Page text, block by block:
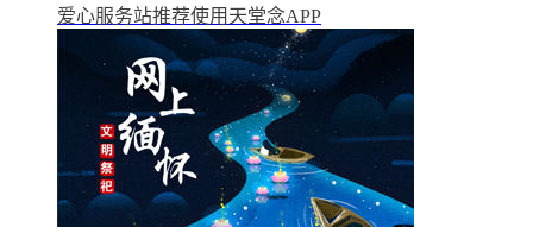
爱心服务站推荐使用天堂念APP